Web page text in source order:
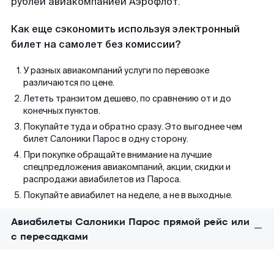
Как еще сэкономить используя электронный
билет на самолет без комиссии?
У разных авиакомпаний услуги по перевозке
различаются по цене.
Лететь транзитом дешево, по сравнению от и до
конечных пунктов.
Покупайте туда и обратно сразу. Это выгоднее чем
билет Салоники Парос в одну сторону.
При покупке обращайте внимание на лучшие
спецпредложения авиакомпаний, акции, скидки и
распродажи авиабилетов из Пароса.
Покупайте авиабилет на неделе, а не в выходные.
Авиабилеты Салоники Парос прямой рейс или
с пересадками